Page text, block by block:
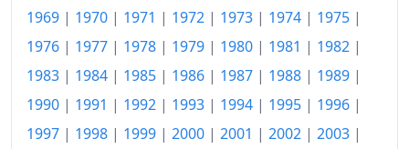
2023
165.20
2024
170.39
2025
174.59
1969 | 1970 | 1971 | 1972 | 1973 | 1974 | 1975 |
1976 | 1977 | 1978 | 1979 | 1980 | 1981 | 1982 |
1983 | 1984 | 1985 | 1986 | 1987 | 1988 | 1989 |
1990 | 1991 | 1992 | 1993 | 1994 | 1995 | 1996 |
1997 | 1998 | 1999 | 2000 | 2001 | 2002 | 2003 |